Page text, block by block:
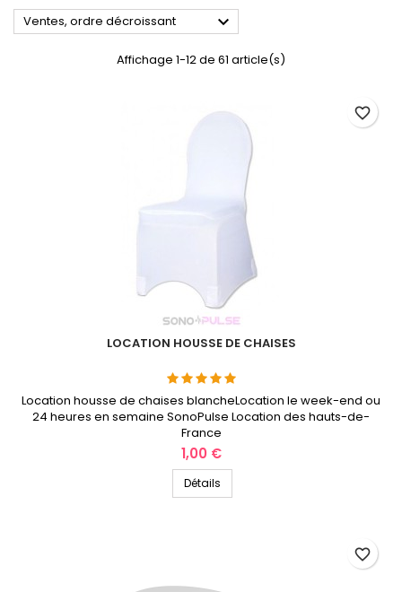
Ventes, ordre décroissant 
Affichage 1-12 de 61 article(s)
LOCATION HOUSSE DE CHAISES
Location housse de chaises blancheLocation le week-end ou
24 heures en semaine SonoPulse Location des hauts-de-
France
Prix
1,00 €
Détails
favorite_border
favorite_border